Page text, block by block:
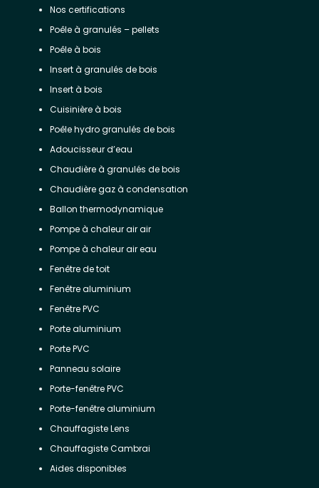
Nos certifications
Poêle à granulés – pellets
Poêle à bois
Insert à granulés de bois
Insert à bois
Cuisinière à bois
Poêle hydro granulés de bois
Adoucisseur d’eau
Chaudière à granulés de bois
Chaudière gaz à condensation
Ballon thermodynamique
Pompe à chaleur air air
Pompe à chaleur air eau
Fenêtre de toit
Fenêtre aluminium
Fenêtre PVC
Porte aluminium
Porte PVC
Panneau solaire
Porte-fenêtre PVC
Porte-fenêtre aluminium
Chauffagiste Lens
Chauffagiste Cambrai
Aides disponibles